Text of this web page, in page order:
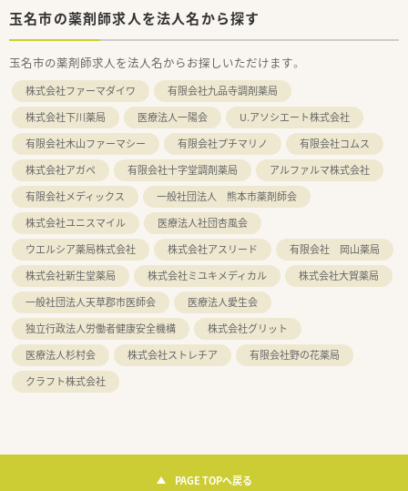
玉名市の薬剤師求人を法人名から探す
玉名市の薬剤師求人を法人名からお探しいただけます。
株式会社ファーマダイワ
有限会社九品寺調剤薬局
株式会社下川薬局
医療法人一陽会
U.アソシエート株式会社
有限会社木山ファーマシー
有限会社プチマリノ
有限会社コムス
株式会社アガペ
有限会社十字堂調剤薬局
アルファルマ株式会社
有限会社メディックス
一般社団法人 熊本市薬剤師会
株式会社ユニスマイル
医療法人社団杏風会
ウエルシア薬局株式会社
株式会社アスリード
有限会社 岡山薬局
株式会社新生堂薬局
株式会社ミユキメディカル
株式会社大賀薬局
一般社団法人天草郡市医師会
医療法人愛生会
独立行政法人労働者健康安全機構
株式会社グリット
医療法人杉村会
株式会社ストレチア
有限会社野の花薬局
クラフト株式会社
PAGE TOPへ戻る